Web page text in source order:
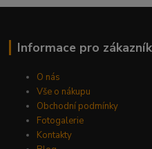
Informace pro
O nás
Vše o nákupu
Obchodní podmínky
Fotogalerie
Kontakty